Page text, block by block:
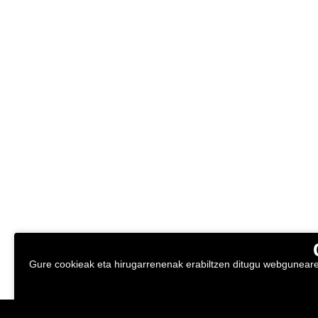
Gure cookieak eta hirugarrenenak erabiltzen ditugu